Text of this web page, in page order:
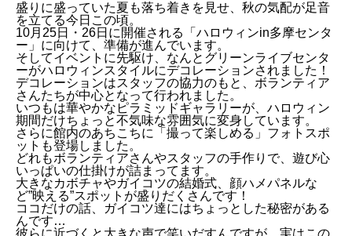
盛りに盛っていた夏も落ち着きを見せ、秋の気配が足音
を立てる今日この頃。
10月25日・26日に開催される「ハロウィンin多摩センタ
ー」に向けて、準備が進んでいます。
そしてイベントに先駆け、なんとグリーンライブセンタ
ーがハロウィンスタイルにデコレーションされました！
デコレーションはスタッフの協力のもと、ボランティア
さんたちが中心となって行われました。
いつもは華やかなピラミッドギャラリーが、ハロウィン
期間だけちょっと不気味な雰囲気に変身しています。
さらに館内のあちこちに「撮って楽しめる」フォトスポ
ットも登場しました。
どれもボランティアさんやスタッフの手作りで、遊び心
いっぱいの仕掛けが詰まってます。
大きなカボチャやガイコツの結婚式、顔ハメパネルな
ど”映える”スポットが盛りだくさんです！
ココだけの話、ガイコツ達にはちょっとした秘密がある
んです…